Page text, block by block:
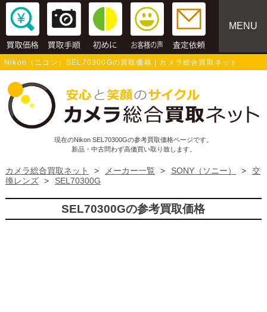
MENU
Nikon（ニコン）SEL70300Gの買取価格 | カメラ総合買取ネット
現在のNikon SEL70300Gの参考買取価格ページです。
新品・中古問わず高価買い取り致します。
カメラ総合買取ネット > メーカー一覧 > SONY（ソニー） >
交
換レンズ > SEL70300G
SEL70300Gの参考買取価格